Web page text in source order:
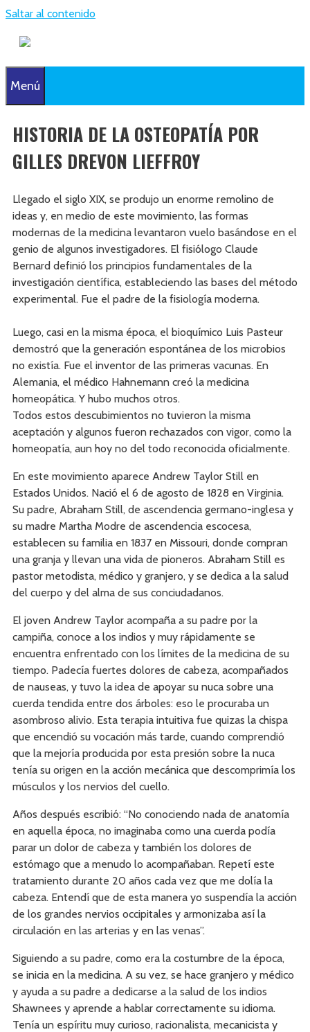
Saltar al contenido
Menú
HISTORIA DE LA OSTEOPATÍA POR
GILLES DREVON LIEFFROY
Llegado el siglo XIX, se produjo un enorme remolino de
ideas y, en medio de este movimiento, las formas
modernas de la medicina levantaron vuelo basándose en el
genio de algunos investigadores. El fisiólogo Claude
Bernard definió los principios fundamentales de la
investigación científica, estableciendo las bases del método
experimental. Fue el padre de la fisiología moderna.
Luego, casi en la misma época, el bioquímico Luis Pasteur
demostró que la generación espontánea de los microbios
no existía. Fue el inventor de las primeras vacunas. En
Alemania, el médico Hahnemann creó la medicina
homeopática. Y hubo muchos otros.
Todos estos descubimientos no tuvieron la misma
aceptación y algunos fueron rechazados con vigor, como la
homeopatía, aun hoy no del todo reconocida oficialmente.
En este movimiento aparece Andrew Taylor Still en
Estados Unidos. Nació el 6 de agosto de 1828 en Virginia.
Su padre, Abraham Still, de ascendencia germano-inglesa y
su madre Martha Modre de ascendencia escocesa,
establecen su familia en 1837 en Missouri, donde compran
una granja y llevan una vida de pioneros. Abraham Still es
pastor metodista, médico y granjero, y se dedica a la salud
del cuerpo y del alma de sus conciudadanos.
El joven Andrew Taylor acompaña a su padre por la
campiña, conoce a los indios y muy rápidamente se
encuentra enfrentado con los límites de la medicina de su
tiempo. Padecía fuertes dolores de cabeza, acompañados
de nauseas, y tuvo la idea de apoyar su nuca sobre una
cuerda tendida entre dos árboles: eso le procuraba un
asombroso alivio. Esta terapia intuitiva fue quizas la chispa
que encendió su vocación más tarde, cuando comprendió
que la mejoría producida por esta presión sobre la nuca
tenía su origen en la acción mecánica que descomprimía los
músculos y los nervios del cuello.
Años después escribió: “No conociendo nada de anatomía
en aquella época, no imaginaba como una cuerda podía
parar un dolor de cabeza y también los dolores de
estómago que a menudo lo acompañaban. Repetí este
tratamiento durante 20 años cada vez que me dolía la
cabeza. Entendí que de esta manera yo suspendía la acción
de los grandes nervios occipitales y armonizaba así la
circulación en las arterias y en las venas”.
Siguiendo a su padre, como era la costumbre de la época,
se inicia en la medicina. A su vez, se hace granjero y médico
y ayuda a su padre a dedicarse a la salud de los indios
Shawnees y aprende a hablar correctamente su idioma.
Tenía un espíritu muy curioso, racionalista, mecanicista y